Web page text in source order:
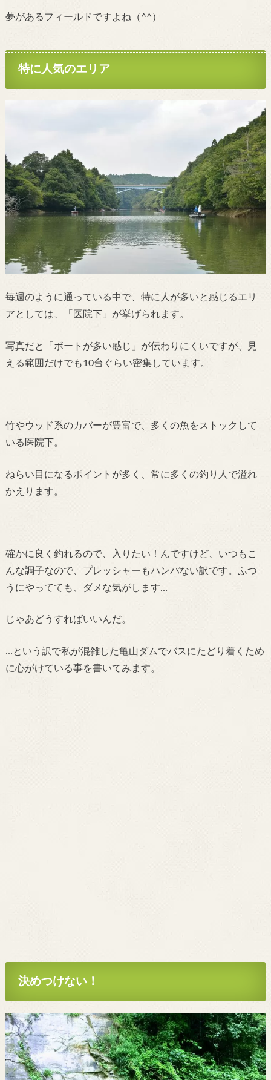
夢があるフィールドですよね（^^）
特に人気のエリア
毎週のように通っている中で、特に人が多いと感じるエリ
アとしては、「医院下」が挙げられます。
写真だと「ボートが多い感じ」が伝わりにくいですが、見
える範囲だけでも10台ぐらい密集しています。
竹やウッド系のカバーが豊富で、多くの魚をストックして
いる医院下。
ねらい目になるポイントが多く、常に多くの釣り人で溢れ
かえります。
確かに良く釣れるので、入りたい！んですけど、いつもこ
んな調子なので、プレッシャーもハンパない訳です。ふつ
うにやってても、ダメな気がします…
じゃあどうすればいいんだ。
…という訳で私が混雑した亀山ダムでバスにたどり着くため
に心がけている事を書いてみます。
決めつけない！